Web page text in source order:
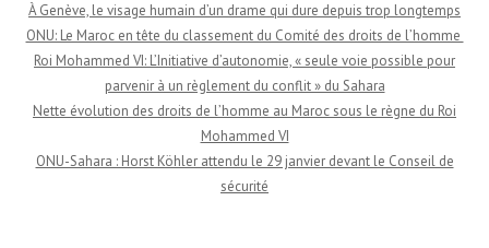
À Genève, le visage humain d’un drame qui dure depuis trop longtemps
ONU: Le Maroc en tête du classement du Comité des droits de l’homme
Roi Mohammed VI: L’Initiative d’autonomie, « seule voie possible pour
parvenir à un règlement du conflit » du Sahara
Nette évolution des droits de l’homme au Maroc sous le règne du Roi
Mohammed VI
ONU-Sahara : Horst Köhler attendu le 29 janvier devant le Conseil de
sécurité